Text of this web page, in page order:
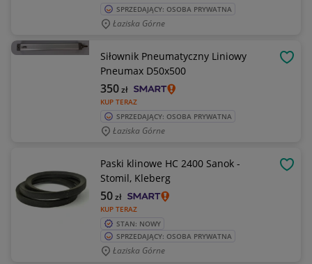
SPRZEDAJĄCY: OSOBA PRYWATNA
Łaziska Górne
Siłownik Pneumatyczny Liniowy
Pneumax D50x500
KUP TERAZ
350zł
SPRZEDAJĄCY: OSOBA PRYWATNA
Łaziska Górne
Paski klinowe HC 2400 Sanok -
Stomil, Kleberg
KUP TERAZ
50zł
STAN: NOWY
SPRZEDAJĄCY: OSOBA PRYWATNA
Łaziska Górne